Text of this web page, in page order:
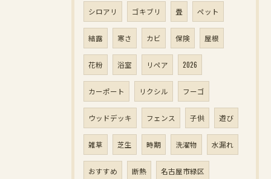
シロアリ ゴキブリ 畳 ペット
結露 寒さ カビ 保険 屋根
花粉 浴室 リペア 2026
カーポート リクシル フーゴ
ウッドデッキ フェンス 子供 遊び
雑草 芝生 時期 洗濯物 水漏れ
おすすめ 断熱 名古屋市緑区